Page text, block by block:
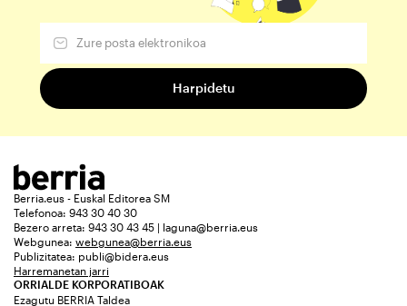
Berria.eus - Euskal Editorea SM
Telefonoa: 943 30 40 30
Bezero arreta: 943 30 43 45 | laguna@berria.eus
Webgunea: webgunea@berria.eus
Publizitatea: publi@bidera.eus
Harremanetan jarri
ORRIALDE KORPORATIBOAK
Ezagutu BERRIA Taldea